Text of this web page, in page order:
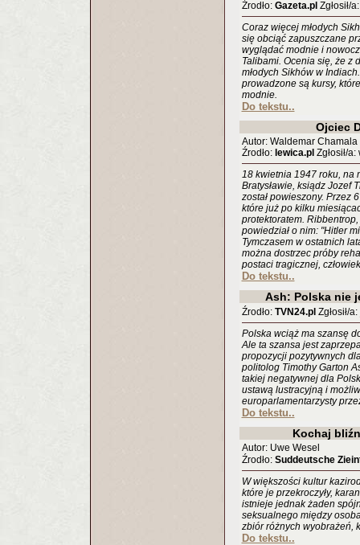
Źrodło: Gazeta.pl Zgłosił/
Coraz więcej młodych
się obciąć zapuszczane
wyglądać modnie i
Talibami. Ocenia się, że z
młodych Sikhów w
prowadzone są kursy,
modnie.
Do tekstu..
Ojciec
Autor: Waldemar Chamala
Źrodło: lewica.pl Zgłosił/
18 kwietnia 1947 roku, na
Bratysławie, ksiądz Jozef
został powieszony. Przez
które już po kilku
protektoratem.
powiedział o nim: "Hitler
Tymczasem w ostatnich
można dostrzec próby
postaci tragicznej,
Do tekstu..
Ash: Polska nie
Źrodło: TVN24.pl Zgłosił/a:
Polska wciąż ma szansę
Ale ta szansa jest
propozycji pozytywnych
politolog Timothy Garton
takiej negatywnej dla
ustawą lustracyjną i
europarlamentarzysty
Do tekstu..
Kochaj
Autor: Uwe Wesel
Źrodło: Suddeutsche
W większości kultur
które je przekroczyły,
istnieje jednak żaden
seksualnego między
zbiór różnych wyobrażeń,
Do tekstu..